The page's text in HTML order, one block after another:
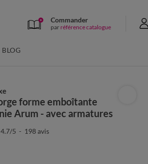
Commander
par référence catalogue
BLOG
forme emboîtante
Arum - avec armatures
4.7/5 - 198avis